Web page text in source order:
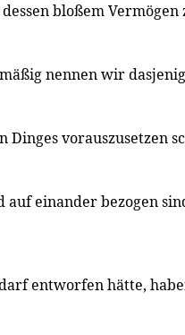
bloßem
nennen wir
Dinges vorauszusetzen
auf einander bezogen
entworfen hätte,